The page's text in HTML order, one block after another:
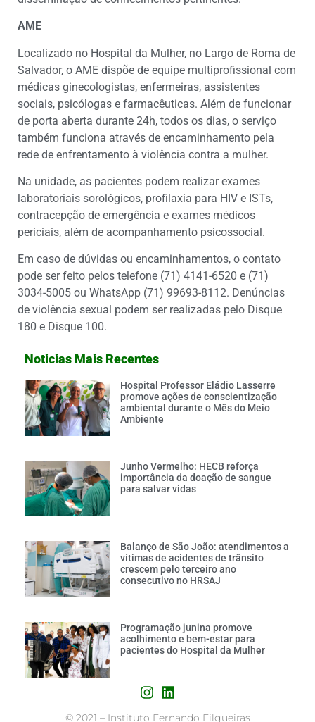
AME
Localizado no Hospital da Mulher, no Largo de Roma de
Salvador, o AME dispõe de equipe multiprofissional com
médicas ginecologistas, enfermeiras, assistentes
sociais, psicólogas e farmacêuticas. Além de funcionar
de porta aberta durante 24h, todos os dias, o serviço
também funciona através de encaminhamento pela
rede de enfrentamento à violência contra a mulher.
Na unidade, as pacientes podem realizar exames
laboratoriais sorológicos, profilaxia para HIV e ISTs,
contracepção de emergência e exames médicos
periciais, além de acompanhamento psicossocial.
Em caso de dúvidas ou encaminhamentos, o contato
pode ser feito pelos telefone (71) 4141-6520 e (71)
3034-5005 ou WhatsApp (71) 99693-8112. Denúncias
de violência sexual podem ser realizadas pelo Disque
180 e Disque 100.
Noticias Mais Recentes
Hospital Professor Eládio Lasserre
promove ações de conscientização
ambiental durante o Mês do Meio
Ambiente
Junho Vermelho: HECB reforça
importância da doação de sangue
para salvar vidas
Balanço de São João: atendimentos a
vítimas de acidentes de trânsito
crescem pelo terceiro ano
consecutivo no HRSAJ
Programação junina promove
acolhimento e bem-estar para
pacientes do Hospital da Mulher
© 2021 – Instituto Fernando Filgueiras